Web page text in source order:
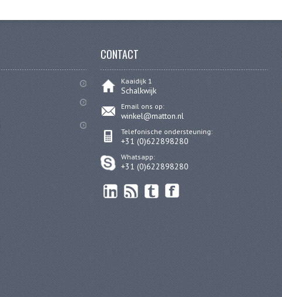
CONTACT
Kaaidijk 1
Schalkwijk
Email ons op:
winkel@matton.nl
Telefonische ondersteuning:
+31 (0)622898280
Whatsapp:
+31 (0)622898280